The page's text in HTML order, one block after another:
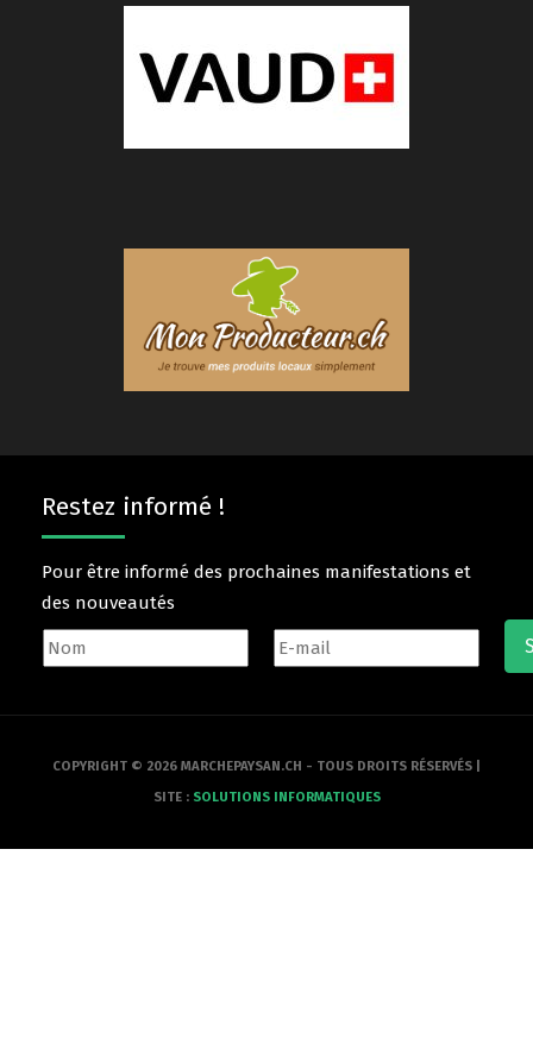
Restez informé !
Pour être informé des prochaines manifestations et
des nouveautés
COPYRIGHT © 2026 MARCHEPAYSAN.CH - TOUS DROITS RÉSERVÉS |
SITE : SOLUTIONS INFORMATIQUES